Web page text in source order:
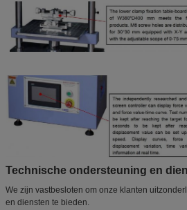
Technische ondersteuning en
We zijn vastbesloten om onze klanten
en diensten te bieden.